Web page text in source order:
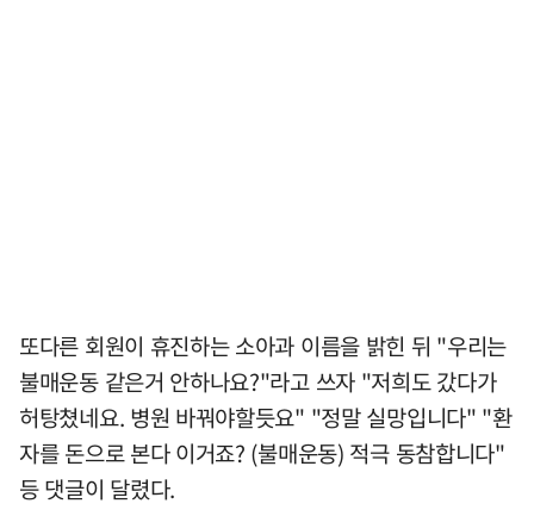
또다른 회원이 휴진하는 소아과 이름을 밝힌 뒤 "우리는
불매운동 같은거 안하나요?"라고 쓰자 "저희도 갔다가
허탕쳤네요. 병원 바꿔야할듯요" "정말 실망입니다" "환
자를 돈으로 본다 이거죠? (불매운동) 적극 동참합니다"
등 댓글이 달렸다.